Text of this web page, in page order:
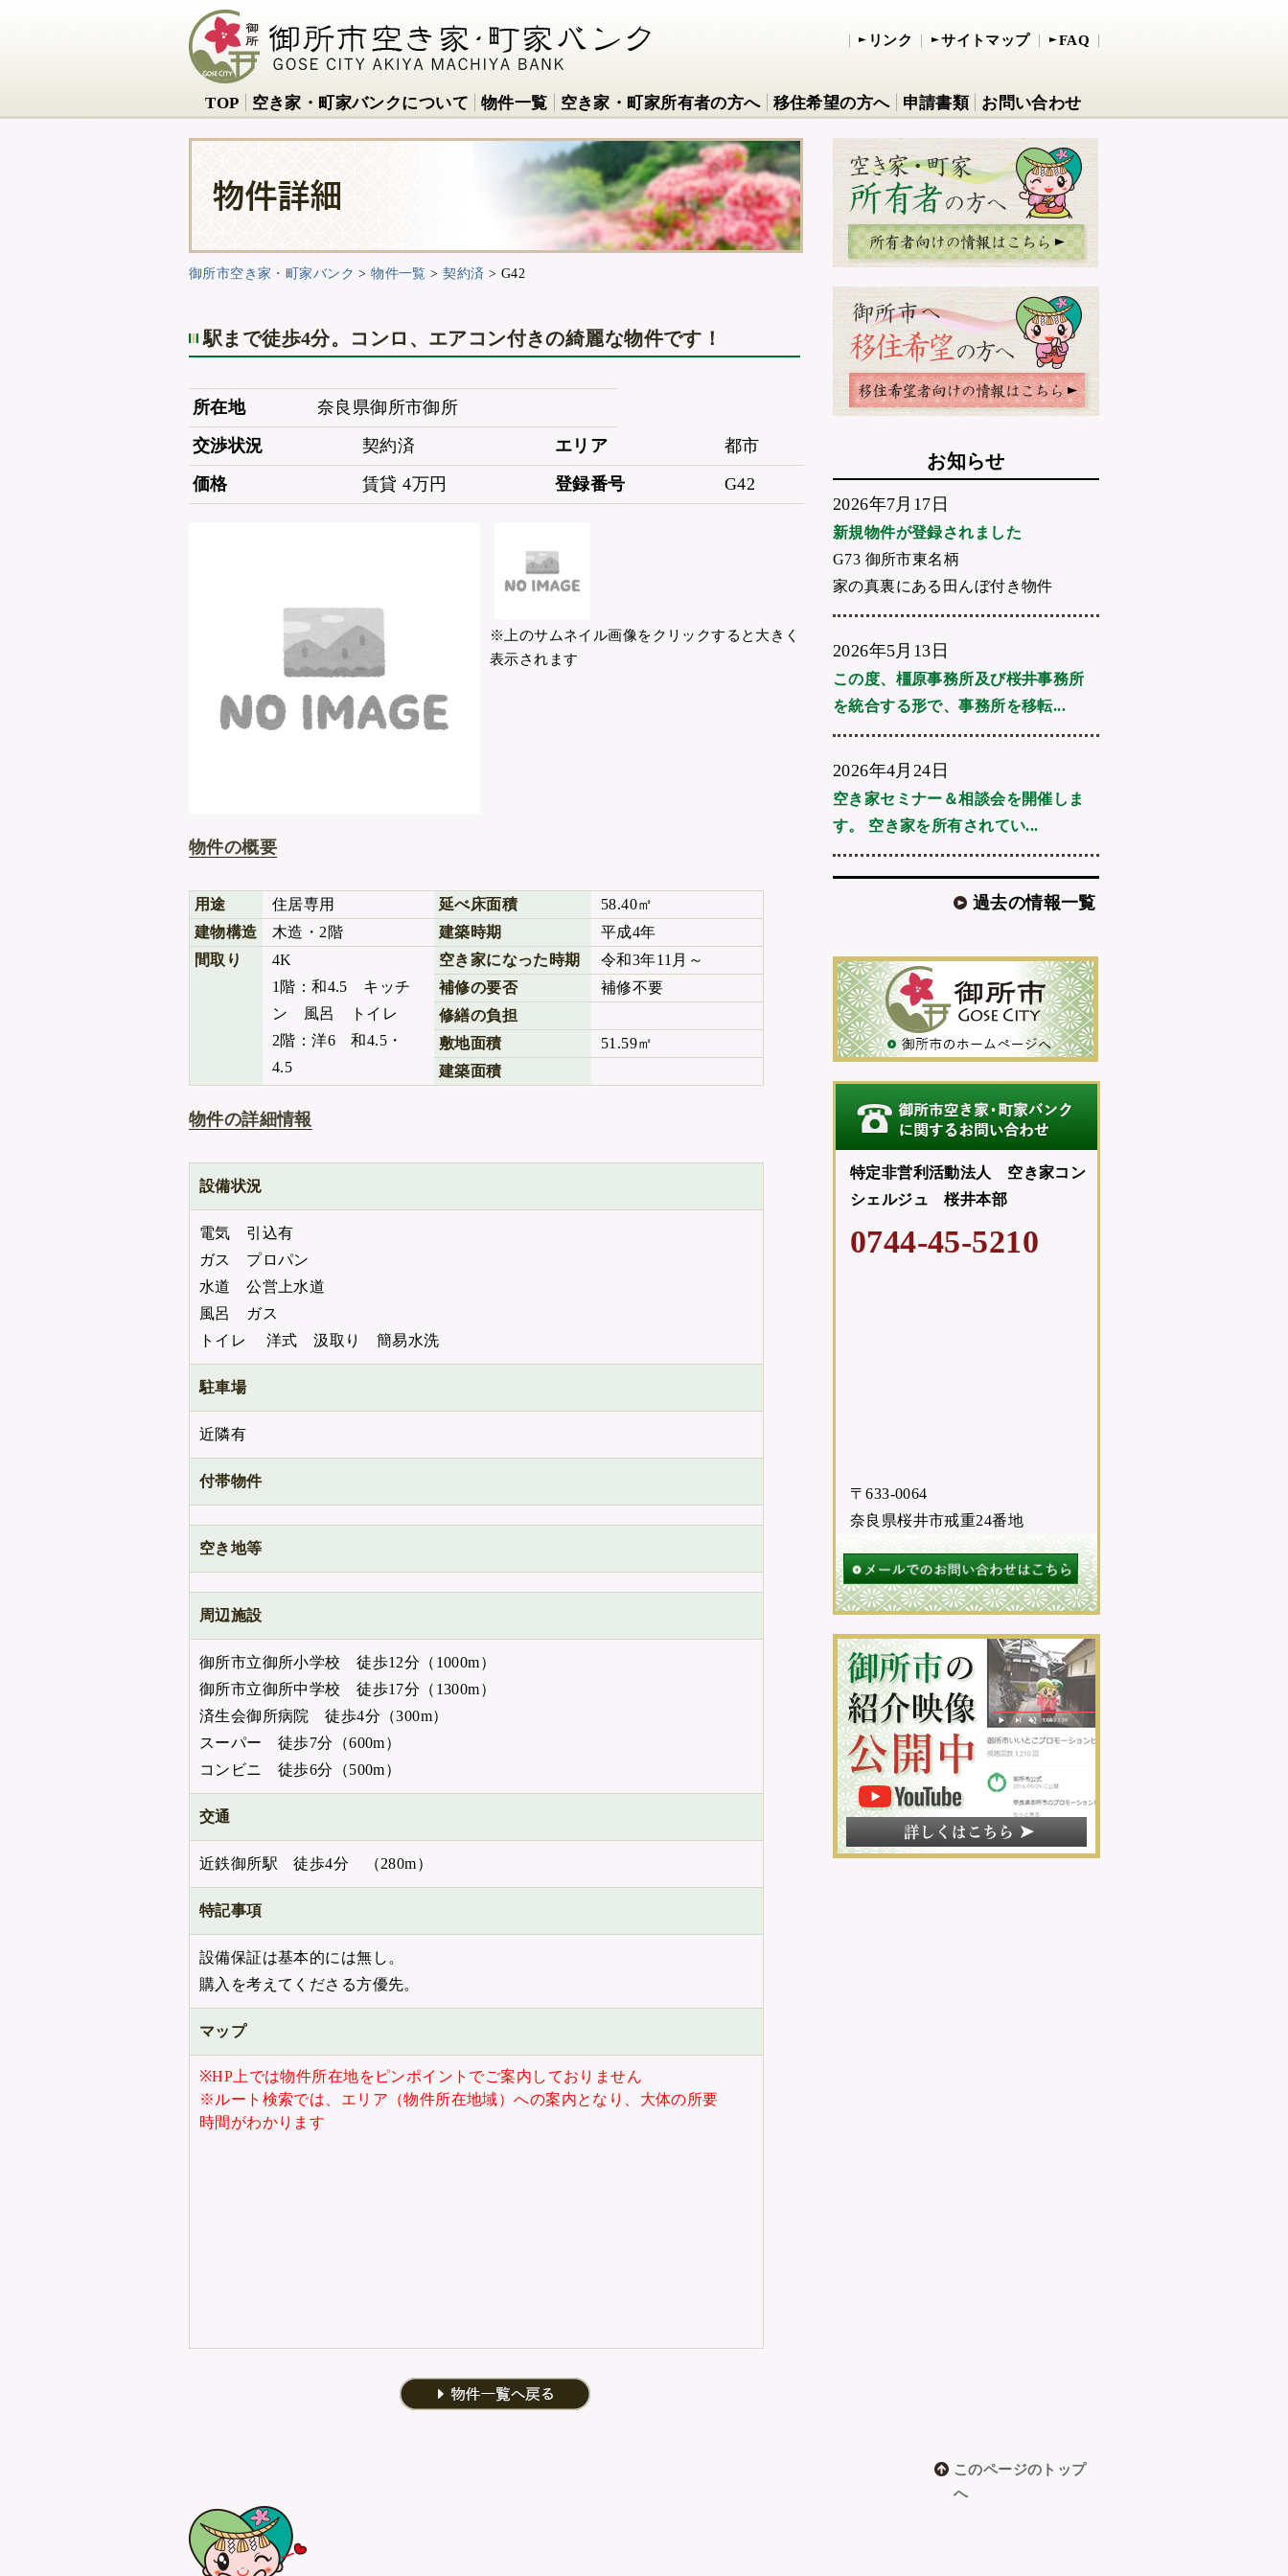
リンク サイトマップ FAQ
TOP 空き家・町家バンクについて 物件一覧 空き家・町家所有者の方へ 移住希望の方へ 申請書類 お問い合わせ
御所市空き家・町家バンク >物件一覧 >契約済 > G42
駅まで徒歩4分。コンロ、エアコン付きの綺麗な物件です！
所在地
奈良県御所市御所
交渉状況
契約済 エリア
都市
価格
賃貸 4万円 登録番号 G42
※上のサムネイル画像をクリックすると大きく
表示されます
物件の概要
用途 住居専用 延べ床面積
58.40㎡
建物構造
木造・2階 建築時期
平成4年
間取り
4K
1階：和4.5 キッチ
ン 風呂 トイレ
2階：洋6 和4.5・
4.5
空き家になった時期
令和3年11月～
補修の要否
補修不要
修繕の負担
敷地面積
51.59㎡
建築面積
物件の詳細情報
設備状況
電気 引込有
ガス プロパン
水道 公営上水道
風呂 ガス
トイレ 洋式 汲取り 簡易水洗
駐車場
近隣有
付帯物件
空き地等
周辺施設
御所市立御所小学校 徒歩12分（1000m）
御所市立御所中学校 徒歩17分（1300m）
済生会御所病院 徒歩4分（300m）
スーパー 徒歩7分（600m）
コンビニ 徒歩6分（500m）
交通
近鉄御所駅 徒歩4分 （280m）
特記事項
設備保証は基本的には無し。
購入を考えてくださる方優先。
マップ
※HP上では物件所在地をピンポイントでご案内しておりません
※ルート検索では、エリア（物件所在地域）への案内となり、大体の所要
時間がわかります
お知らせ
2026年7月17日
新規物件が登録されました
G73 御所市東名柄
家の真裏にある田んぼ付き物件
2026年5月13日
この度、橿原事務所及び桜井事務所
を統合する形で、事務所を移転...
2026年4月24日
空き家セミナー＆相談会を開催しま
す。 空き家を所有されてい...
過去の情報一覧
特定非営利活動法人 空き家コン
シェルジュ 桜井本部
0744-45-5210
〒633-0064
奈良県桜井市戒重24番地
このページのトップ
へ